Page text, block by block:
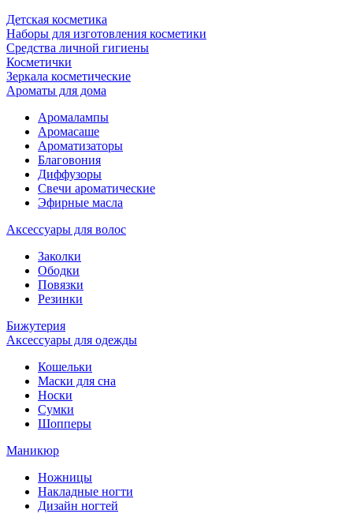
Детская косметика
Наборы для изготовления косметики
Средства личной гигиены
Косметички
Зеркала косметические
Ароматы для дома
Аромалампы
Аромасаше
Ароматизаторы
Благовония
Диффузоры
Свечи ароматические
Эфирные масла
Аксессуары для волос
Заколки
Ободки
Повязки
Резинки
Бижутерия
Аксессуары для одежды
Кошельки
Маски для сна
Носки
Сумки
Шопперы
Маникюр
Ножницы
Накладные ногти
Дизайн ногтей